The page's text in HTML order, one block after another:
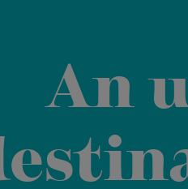
An